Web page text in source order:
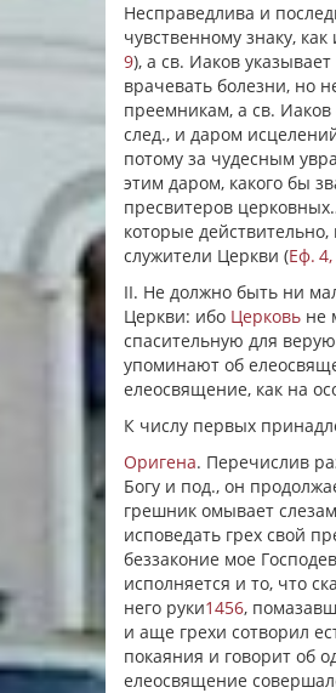
Несправедлива и
чувственному знаку,
9), а св. Иаков
врачевать болезни, но
преемникам, а св.
след., и даром
потому за чудесным
этим даром, какого бы
пресвитеров
которые
служители Церкви (Еф.
II. Не должно быть ни
Церкви: ибо Церковь не
спасительную для
упоминают об
елеосвящение, как на
К числу первых
Оригена. Перечислив
Богу и под., он
грешник омывает
исповедать грех свой
беззаконие мое
исполняется и то, что
него руки1456,
и аще грехи сотворил
покаяния и говорит об
елеосвящение